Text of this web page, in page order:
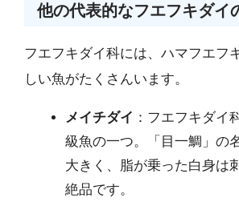
他の代表的なフエフキダイ
フエフキダイ科には、ハマフエフ
しい魚がたくさんいます。
メイチダイ ：フエフキダイ
級魚の一つ。「目一鯛」の
大きく、脂が乗った白身は
絶品です。